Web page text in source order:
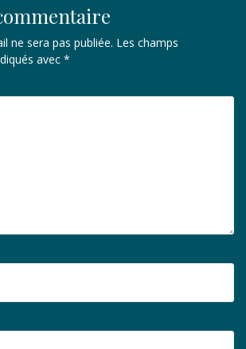
ne sera pas publiée. Les champs
avec *